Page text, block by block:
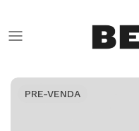
PRE-VENDA